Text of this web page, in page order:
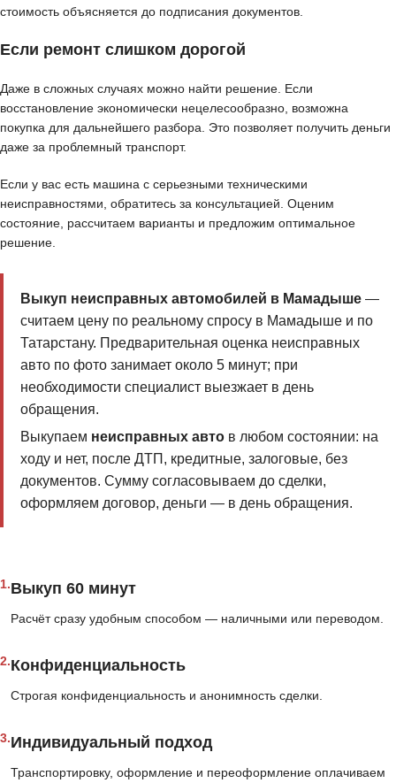
стоимость объясняется до подписания документов.
Если ремонт слишком дорогой
Даже в сложных случаях можно найти решение. Если
восстановление экономически нецелесообразно, возможна
покупка для дальнейшего разбора. Это позволяет получить деньги
даже за проблемный транспорт.
Если у вас есть машина с серьезными техническими
неисправностями, обратитесь за консультацией. Оценим
состояние, рассчитаем варианты и предложим оптимальное
решение.
Выкуп неисправных автомобилей в Мамадыше—
считаем цену по реальному спросу в Мамадыше и по
Татарстану. Предварительная оценка неисправных
авто по фото занимает около 5 минут; при
необходимости специалист выезжает в день
обращения.
Выкупаем неисправных автов любом состоянии: на
ходу и нет, после ДТП, кредитные, залоговые, без
документов. Сумму согласовываем до сделки,
оформляем договор, деньги — в день обращения.
1.Выкуп 60 минут
Расчёт сразу удобным способом — наличными или переводом.
2.Конфиденциальность
Строгая конфиденциальность и анонимность сделки.
3.Индивидуальный подход
Транспортировку, оформление и переоформление оплачиваем